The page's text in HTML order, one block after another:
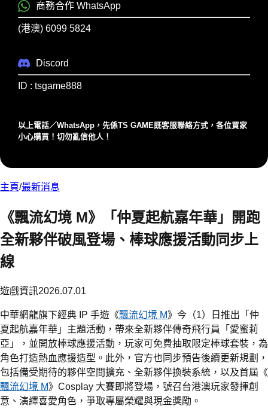
商務合作 WhatsApp
(港澳) 6099 5824
Discord
ID : tsgame888
以上電話／WhatsApp，先係TS GAME既客服聯絡⽅式，各位買家
⼩⼼購買！切勿亂信他⼈！
主頁/最新消息
《飄流幻境 M》「仲夏起航嘉年華」開跑
全新夥伴破風登場、棒球應援活動同步上
線
遊戲資訊2026.07.01
中華網龍旗下經典 IP 手遊《飄流幻境 M》今（1）日推出「仲
夏起航嘉年華」主題活動，帶來全新夥伴傳奇飛行員「愛蜜莉
亞」，並開放棒球應援活動，玩家可免費抽取限定棒球套裝，為
角色打造熱血應援造型。此外，官方也同步預告後續更新規劃，
包括備受期待的夥伴空間擴充、全新夥伴換裝系統，以及首屆《
飄流幻境 M》Cosplay 大賽即將登場，號召台港澳玩家發揮創
意、演繹喜愛角色，爭取專屬榮耀與現金獎勵。